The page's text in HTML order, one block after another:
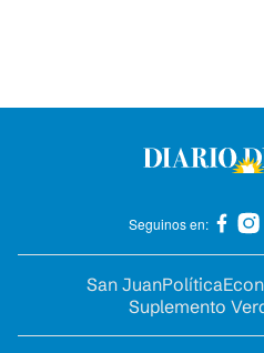
Seguinos en:
San JuanPolítica
Suplemento